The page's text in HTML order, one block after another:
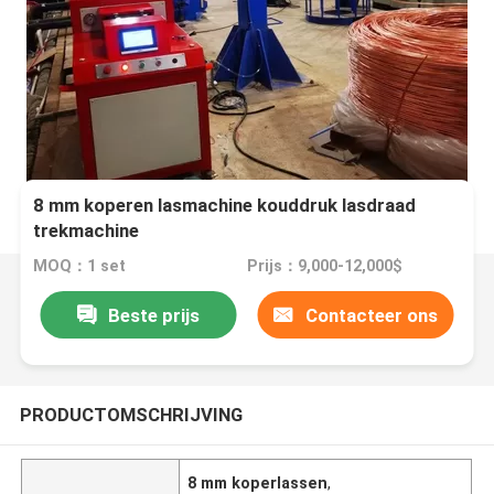
8 mm koperen lasmachine kouddruk lasdraad
trekmachine
MOQ：1 set Prijs：9,000-12,000$
Beste prijs Contacteer ons
PRODUCTOMSCHRIJVING
8 mm koperlassen,